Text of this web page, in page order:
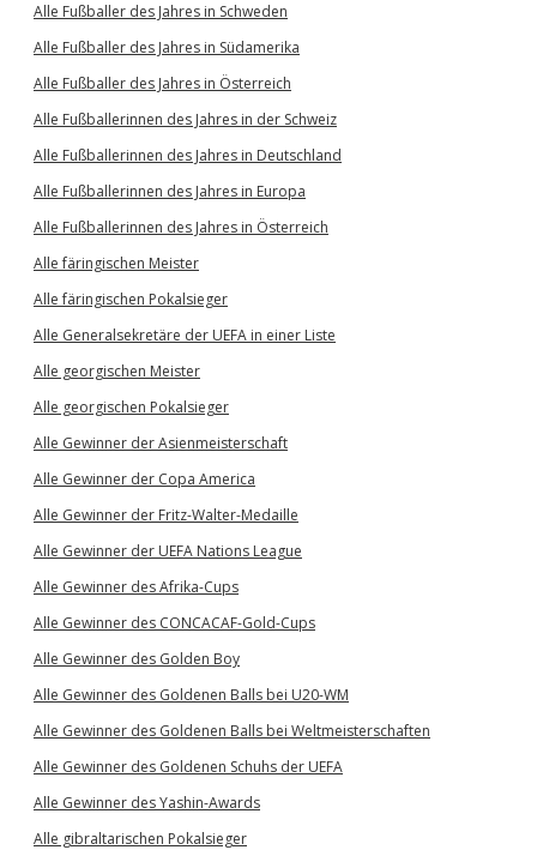
Alle Fußballer des Jahres in Schweden
Alle Fußballer des Jahres in Südamerika
Alle Fußballer des Jahres in Österreich
Alle Fußballerinnen des Jahres in der Schweiz
Alle Fußballerinnen des Jahres in Deutschland
Alle Fußballerinnen des Jahres in Europa
Alle Fußballerinnen des Jahres in Österreich
Alle färingischen Meister
Alle färingischen Pokalsieger
Alle Generalsekretäre der UEFA in einer Liste
Alle georgischen Meister
Alle georgischen Pokalsieger
Alle Gewinner der Asienmeisterschaft
Alle Gewinner der Copa America
Alle Gewinner der Fritz-Walter-Medaille
Alle Gewinner der UEFA Nations League
Alle Gewinner des Afrika-Cups
Alle Gewinner des CONCACAF-Gold-Cups
Alle Gewinner des Golden Boy
Alle Gewinner des Goldenen Balls bei U20-WM
Alle Gewinner des Goldenen Balls bei Weltmeisterschaften
Alle Gewinner des Goldenen Schuhs der UEFA
Alle Gewinner des Yashin-Awards
Alle gibraltarischen Pokalsieger